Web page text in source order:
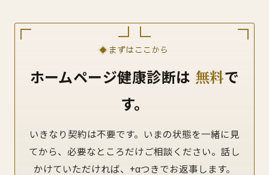
まずはここから
ホームページ健康診断は 無料で
す。
いきなり契約は不要です。いまの状態を一緒に見
てから、必要なところだけご相談ください。話し
かけていただければ、+αつきでお返事します。